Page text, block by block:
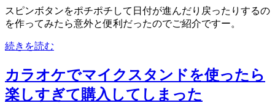
スピンボタンをポチポチして日付が進んだり戻ったりするの
を作ってみたら意外と便利だったのでご紹介ですー。
続きを読む
カラオケでマイクスタンドを使ったら
楽しすぎて購入してしまった